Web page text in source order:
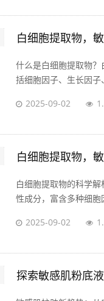
白细胞提取物，
什么是白细胞提取物
括细胞因子、生长因子
2025-09-02
白细胞提取物，
白细胞提取物的科学
性成分，富含多种细胞
2025-09-02
探索敏感肌粉底